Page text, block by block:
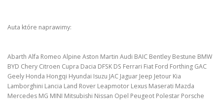
Auta które naprawimy:
Abarth Alfa Romeo Alpine Aston Martin Audi BAIC Bentley Bestune BMW
BYD Chery Citroen Cupra Dacia DFSK DS Ferrari Fiat Ford Forthing GAC
Geely Honda Hongqi Hyundai Isuzu JAC Jaguar Jeep Jetour Kia
Lamborghini Lancia Land Rover Leapmotor Lexus Maserati Mazda
Mercedes MG MINI Mitsubishi Nissan Opel Peugeot Polestar Porsche